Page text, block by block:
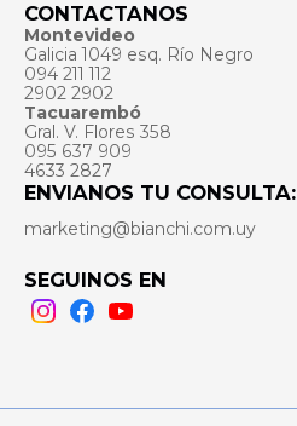
CONTACTANOS
Montevideo
Galicia 1049 esq. Río Negro
094 211 112
2902 2902
Tacuarembó
Gral. V. Flores 358
095 637 909
4633 2827
ENVIANOS TU CONSULTA:
marketing@bianchi.com.uy
SEGUINOS EN
Instagram
FacebookYoutube